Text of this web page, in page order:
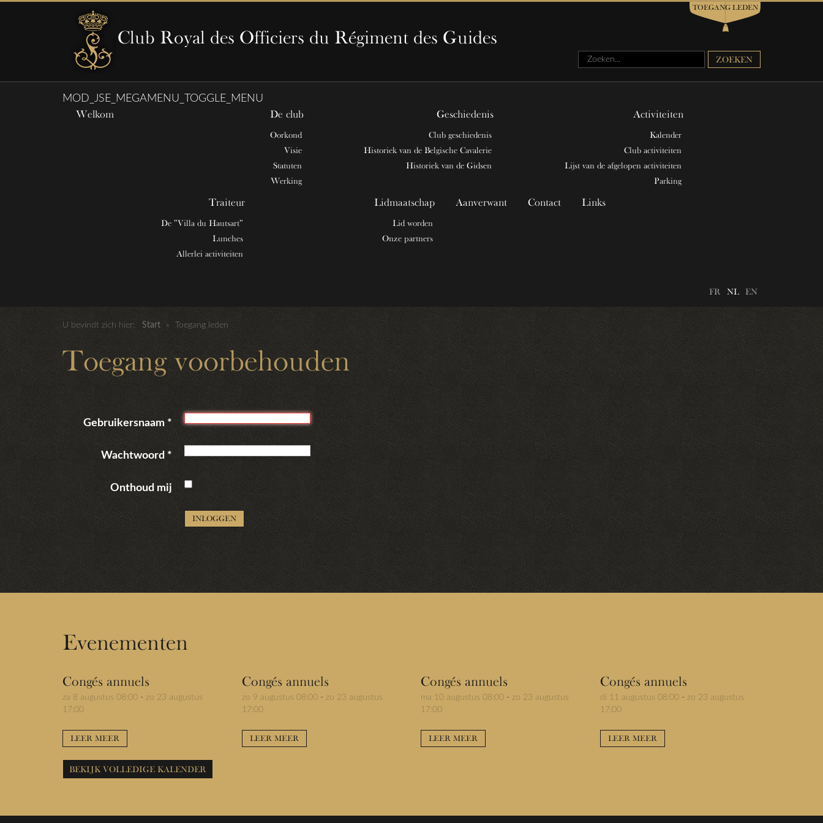
Club Royal des Officiers du Régiment des Guides
TOEGANG LEDEN
Zoeken... ZOEKEN
MOD_JSE_MEGAMENU_TOGGLE_MENU
Welkom De club
Oorkond
Visie
Statuten
Werking
Geschiedenis
Club geschiedenis
Historiek van de Belgische Cavalerie
Historiek van de Gidsen
Activiteiten
Kalender
Club activiteiten
Lijst van de afgelopen activiteiten
Parking
Traiteur
De "Villa du Hautsart"
Lunches
Allerlei activiteiten
Lidmaatschap
Lid worden
Onze partners
Aanverwant Contact Links
FR NL EN
U bevindt zich hier: Start » Toegang leden
Toegang voorbehouden
Gebruikersnaam*
Wachtwoord *
Onthoud mij
INLOGGEN
Evenementen
Congés annuels
za 8 augustus 08:00 - zo 23 augustus
17:00
LEER MEER
Congés annuels
zo 9 augustus 08:00- zo 23 augustus
17:00
LEER MEER
Congés annuels
ma 10 augustus 08:00 - zo 23 augustus
17:00
LEER MEER
Congés annuels
di 11 augustus 08:00- zo 23 augustus
17:00
LEER MEER
BEKIJK VOLLEDIGE KALENDER